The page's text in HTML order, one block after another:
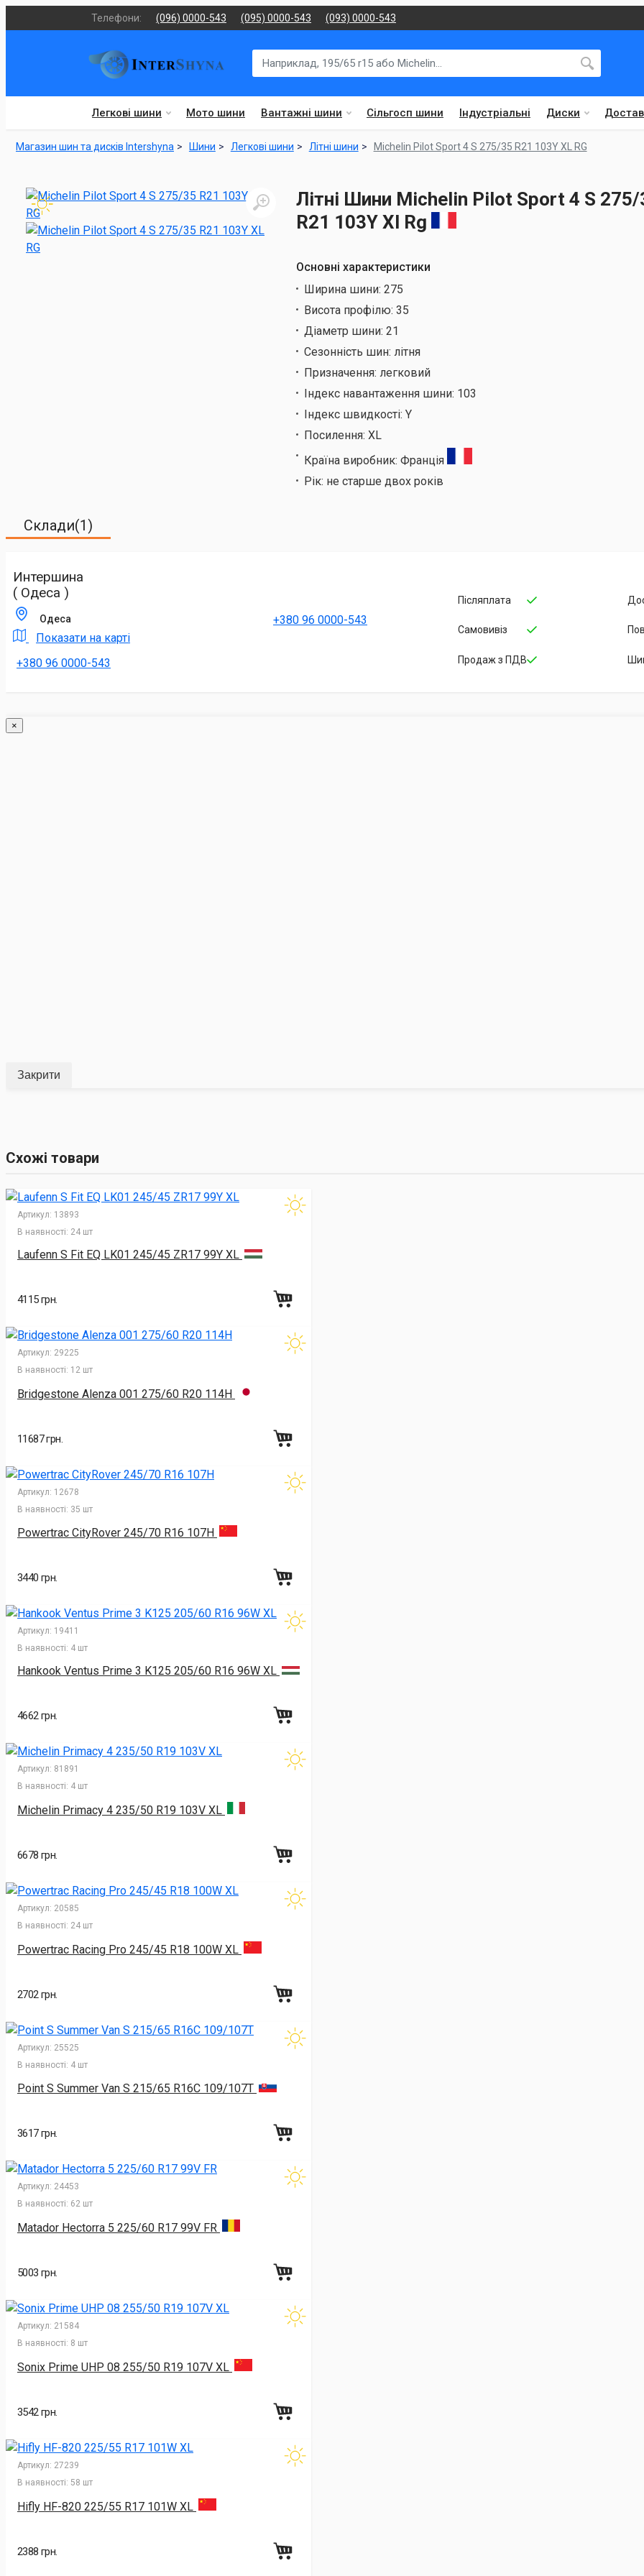
Телефони: (096) 0000-543 (095) 0000-543 (093) 0000-543
Легкові шини Мото шини Вантажні шини Сільгосп шини Індустріальні Диски
Магазин шин та дисків Intershyna Шини Легкові шини Літні шини Michelin Pilot Sport 4 S 275/35 R21 103Y XL RG
Літні Шини Michelin Pilot Sport 4 S 275/
R21 103Y Xl Rg
Основні характеристики
Ширина шини: 275
Висота профілю: 35
Діаметр шини: 21
Сезонність шин: літня
Призначення: легковий
Індекс навантаження шини: 103
Індекс швидкості: Y
Посилення: XL
Країна виробник: Франція
Рік: не старше двох років
Склади(1)
Интершина
( Одеса )
Одеса
Показати на карті
+380 96 0000-543
+380 96 0000-543
Післяплата
Самовивіз
Продаж з ПДВ
×
Закрити
Схожі товари
Артикул: 13893
В наявності: 24 шт
Laufenn S Fit EQ LK01 245/45 ZR17 99Y XL
4115 грн.
Артикул: 29225
В наявності: 12 шт
Bridgestone Alenza 001 275/60 R20 114H
11687 грн.
Артикул: 12678
В наявності: 35 шт
Powertrac CityRover 245/70 R16 107H
3440 грн.
Артикул: 19411
В наявності: 4 шт
Hankook Ventus Prime 3 K125 205/60 R16 96W XL
4662 грн.
Артикул: 81891
В наявності: 4 шт
Michelin Primacy 4 235/50 R19 103V XL
6678 грн.
Артикул: 20585
В наявності: 24 шт
Powertrac Racing Pro 245/45 R18 100W XL
2702 грн.
Артикул: 25525
В наявності: 4 шт
Point S Summer Van S 215/65 R16C 109/107T
3617 грн.
Артикул: 24453
В наявності: 62 шт
Matador Hectorra 5 225/60 R17 99V FR
5003 грн.
Артикул: 21584
В наявності: 8 шт
Sonix Prime UHP 08 255/50 R19 107V XL
3542 грн.
Артикул: 27239
В наявності: 58 шт
Hifly HF-820 225/55 R17 101W XL
2388 грн.